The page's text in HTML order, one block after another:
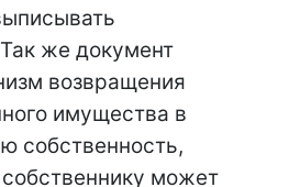
же документ
возвращения
имущества в
собственность,
может